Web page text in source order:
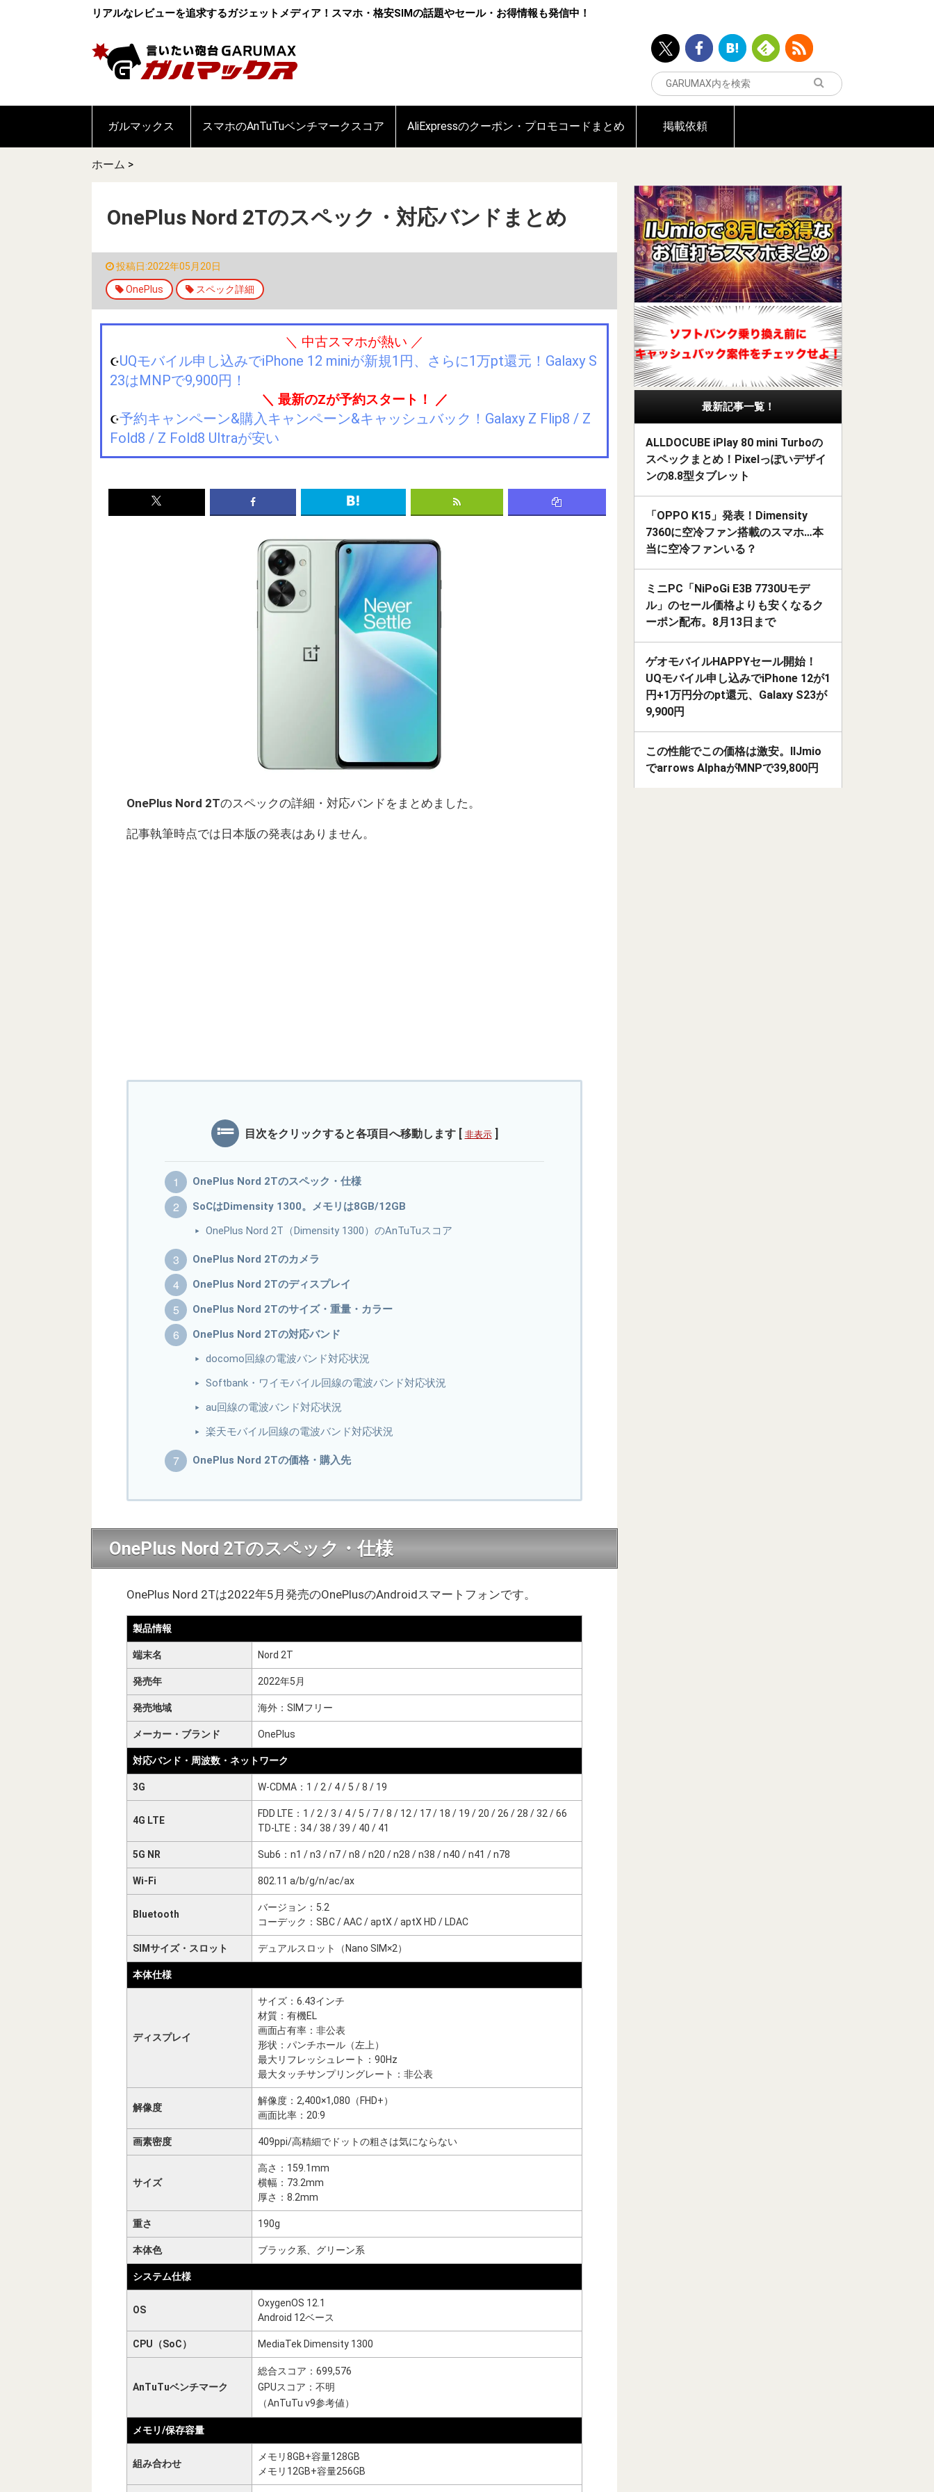
リアルなレビューを追求するガジェットメディア！スマホ・格安SIMの話題やセール・お得情報も発信中！
ガルマックス スマホのAnTuTuベンチマークスコア AliExpressのクーポン・プロモコードまとめ 掲載依頼
ホーム >
OnePlus Nord 2Tのスペック・対応バンドまとめ
投稿日:2022年05月20日
OnePlus スペック詳細
＼ 中古スマホが熱い ／
☪️UQモバイル申し込みでiPhone 12 miniが新規1円、さらに1万pt還元！Galaxy S
23はMNPで9,900円！
＼ 最新のZが予約スタート！ ／
☪️予約キャンペーン&購入キャンペーン&キャッシュバック！Galaxy Z Flip8 / Z
Fold8 / Z Fold8 Ultraが安い
OnePlus Nord 2Tのスペックの詳細・対応バンドをまとめました。
記事執筆時点では日本版の発表はありません。
目次をクリックすると各項目へ移動します [ 非表示 ]
OnePlus Nord 2Tのスペック・仕様
SoCはDimensity 1300。メモリは8GB/12GB
OnePlus Nord 2T（Dimensity 1300）のAnTuTuスコア
OnePlus Nord 2Tのカメラ
OnePlus Nord 2Tのディスプレイ
OnePlus Nord 2Tのサイズ・重量・カラー
OnePlus Nord 2Tの対応バンド
docomo回線の電波バンド対応状況
Softbank・ワイモバイル回線の電波バンド対応状況
au回線の電波バンド対応状況
楽天モバイル回線の電波バンド対応状況
OnePlus Nord 2Tの価格・購入先
OnePlus Nord 2Tのスペック・仕様
OnePlus Nord 2Tは2022年5月発売のOnePlusのAndroidスマートフォンです。
製品情報
端末名 Nord 2T
発売年 2022年5月
発売地域 海外：SIMフリー
メーカー・ブランド OnePlus
対応バンド・周波数・ネットワーク
3G W-CDMA：1 / 2 / 4 / 5 / 8 / 19
4G LTE
FDD LTE：1 / 2 / 3 / 4 / 5 / 7 / 8 / 12 / 17 / 18 / 19 / 20 / 26 / 28 / 32 / 66
TD-LTE：34 / 38 / 39 / 40 / 41
5G NR Sub6：n1 / n3 / n7 / n8 / n20 / n28 / n38 / n40 / n41 / n78
Wi-Fi 802.11 a/b/g/n/ac/ax
Bluetooth
バージョン：5.2
コーデック：SBC / AAC / aptX / aptX HD / LDAC
SIMサイズ・スロット デュアルスロット（Nano SIM×2）
本体仕様
ディスプレイ
サイズ：6.43インチ
材質：有機EL
画面占有率：非公表
形状：パンチホール（左上）
最大リフレッシュレート：90Hz
最大タッチサンプリングレート：非公表
解像度
解像度：2,400×1,080（FHD+）
画面比率：20:9
画素密度 409ppi/高精細でドットの粗さは気にならない
サイズ
高さ：159.1mm
横幅：73.2mm
厚さ：8.2mm
重さ 190g
本体色 ブラック系、グリーン系
システム仕様
OS
OxygenOS 12.1
Android 12ベース
CPU（SoC） MediaTek Dimensity 1300
AnTuTuベンチマーク
総合スコア：699,576
GPUスコア：不明
（AnTuTu v9参考値）
メモリ/保存容量
組み合わせ
メモリ8GB+容量128GB
メモリ12GB+容量256GB
最新記事一覧！
ALLDOCUBE iPlay 80 mini Turboの
スペックまとめ！Pixelっぽいデザイ
ンの8.8型タブレット
「OPPO K15」発表！Dimensity
7360に空冷ファン搭載のスマホ…本
当に空冷ファンいる？
ミニPC「NiPoGi E3B 7730Uモデ
ル」のセール価格よりも安くなるク
ーポン配布。8月13日まで
ゲオモバイルHAPPYセール開始！
UQモバイル申し込みでiPhone 12が1
円+1万円分のpt還元、Galaxy S23が
9,900円
この性能でこの価格は激安。IIJmio
でarrows AlphaがMNPで39,800円